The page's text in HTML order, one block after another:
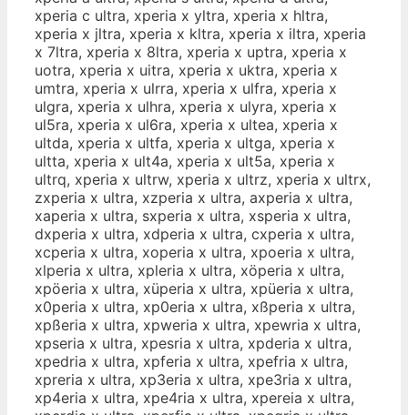
xperia c ultra, xperia x yltra, xperia x hltra,
xperia x jltra, xperia x kltra, xperia x iltra, xperia
x 7ltra, xperia x 8ltra, xperia x uptra, xperia x
uotra, xperia x uitra, xperia x uktra, xperia x
umtra, xperia x ulrra, xperia x ulfra, xperia x
ulgra, xperia x ulhra, xperia x ulyra, xperia x
ul5ra, xperia x ul6ra, xperia x ultea, xperia x
ultda, xperia x ultfa, xperia x ultga, xperia x
ultta, xperia x ult4a, xperia x ult5a, xperia x
ultrq, xperia x ultrw, xperia x ultrz, xperia x ultrx,
zxperia x ultra, xzperia x ultra, axperia x ultra,
xaperia x ultra, sxperia x ultra, xsperia x ultra,
dxperia x ultra, xdperia x ultra, cxperia x ultra,
xcperia x ultra, xoperia x ultra, xpoeria x ultra,
xlperia x ultra, xpleria x ultra, xöperia x ultra,
xpöeria x ultra, xüperia x ultra, xpüeria x ultra,
x0peria x ultra, xp0eria x ultra, xßperia x ultra,
xpßeria x ultra, xpweria x ultra, xpewria x ultra,
xpseria x ultra, xpesria x ultra, xpderia x ultra,
xpedria x ultra, xpferia x ultra, xpefria x ultra,
xpreria x ultra, xp3eria x ultra, xpe3ria x ultra,
xp4eria x ultra, xpe4ria x ultra, xpereia x ultra,